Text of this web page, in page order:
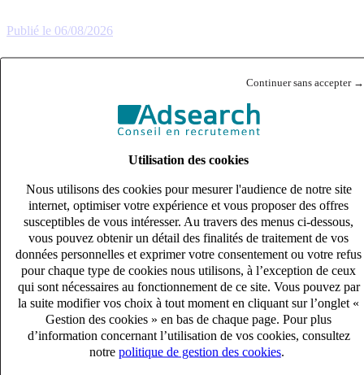
Continuer sans accepter →
Utilisation des cookies
Nous utilisons des cookies pour mesurer l'audience de notre site
internet, optimiser votre expérience et vous proposer des offres
susceptibles de vous intéresser. Au travers des menus ci-dessous,
vous pouvez obtenir un détail des finalités de traitement de vos
données personnelles et exprimer votre consentement ou votre refus
pour chaque type de cookies nous utilisons, à l’exception de ceux
qui sont nécessaires au fonctionnement de ce site. Vous pouvez par
la suite modifier vos choix à tout moment en cliquant sur l’onglet «
Gestion des cookies » en bas de chaque page. Pour plus
d’information concernant l’utilisation de vos cookies, consultez
notre politique de gestion des cookies.
Publié le 06/08/2026
Industrie & Ingénierie